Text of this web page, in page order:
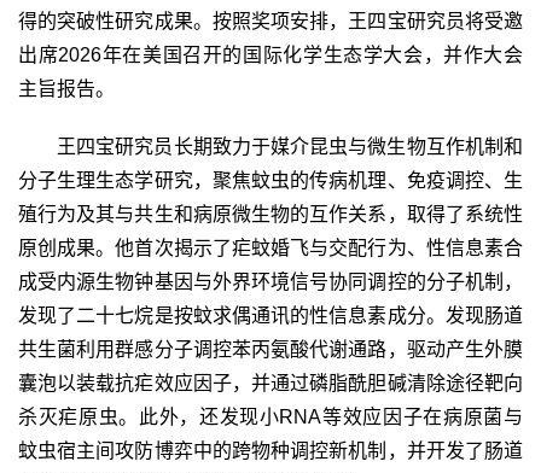
得的突破性研究成果。 按照奖项安排，王四宝研究员将受邀
出席2026年在美国召开的国际化学生态学大会，并作大会
主旨报告。
王四宝研究员长期致力于媒介昆虫与微生物互作机制和
分子生理生态学研究，聚焦蚊虫的传病机理、免疫调控、生
殖行为及其与共生和病原微生物的互作关系，取得了系统性
原创成果。他首次揭示了疟蚊婚飞与交配行为、性信息素合
成受内源生物钟基因与外界环境信号协同调控的分子机制，
发现了二十七烷是按蚊求偶通讯的性信息素成分。发现肠道
共生菌利用群感分子调控苯丙氨酸代谢通路，驱动产生外膜
囊泡以装载抗疟效应因子，并通过磷脂酰胆碱清除途径靶向
杀灭疟原虫。此外，还发现小RNA等效应因子在病原菌与
蚊虫宿主间攻防博弈中的跨物种调控新机制，并开发了肠道